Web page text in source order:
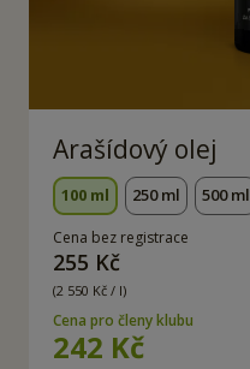
Arašídový olej
100 ml 250 ml 500 ml
Cena bez registrace
255 Kč
(2 550 Kč / l)
Cena pro členy klubu
242 Kč